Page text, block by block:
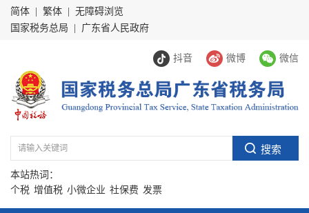
简体 繁体
无障碍浏览
国家税务总局
广东省人民政府
抖音 微博 微信
本站热词：
个税 增值税 小微企业 社保费 发票